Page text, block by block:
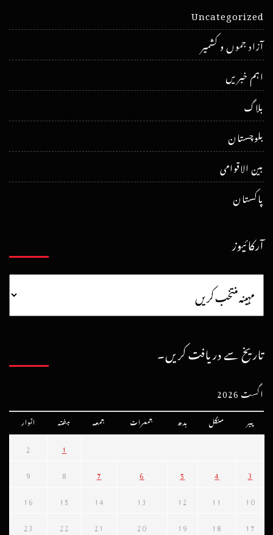
Uncategorized
آزاد جموں و کشمیر
اہم خبریں
بلاگ
بلوچستان
بین الاقوامی
پاکستان
آرکائیوز
تاریخ سے دریافت کریں۔
اگست 2026
پیر منگل بدھ جمعرات جمعہ ہفتہ اتوار
1
2
3
4
5
6
7
8
9
10
11
12
13
14
15
16
17
18
19
20
21
22
23